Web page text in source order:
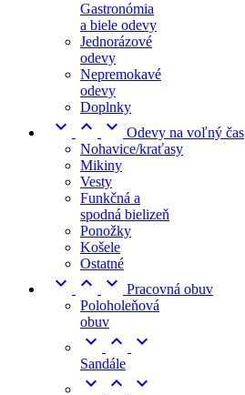
Gastronómia
a biele odevy
Jednorázové
odevy
Nepremokavé
odevy
Doplnky
   Odevy na voľný čas
Nohavice/kraťasy
Mikiny
Vesty
Funkčná a
spodná bielizeň
Ponožky
Košele
Ostatné
   Pracovná obuv
Poloholeňová
obuv
  
Sandále
  